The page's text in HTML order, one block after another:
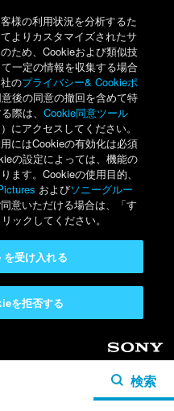
様の利用状況を分析するた
よりカスタマイズされたサ
ため、Cookieおよび類似技
一定の情報を収集する場合
のプライバシー& Cookieポ
後の同意の撤回を含めて特
際は、Cookie同意ツール
にアクセスしてください。
にはCookieの有効化は必須
の設定によっては、機能の
ます。Cookieの使用目的、
およびソニーグルー
意いただける場合は、「す
ックしてください。
を拒否する
受け入れる
Sony
検索